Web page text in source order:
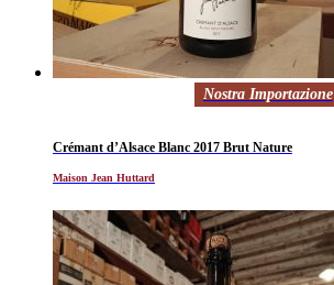
Nostra Importazione
Crémant d’Alsace Blanc 2017 Brut Nature
Maison Jean Huttard